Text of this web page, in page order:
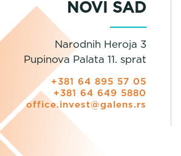
NOVI SAD
Narodnih Heroja 3
Pupinova Palata 11. sprat
+381 64 895 57 05
+381 64 649 5880
office.invest@galens.rs